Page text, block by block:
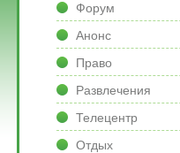
Форум
Анонс
Право
Развлечения
Телецентр
Отдых